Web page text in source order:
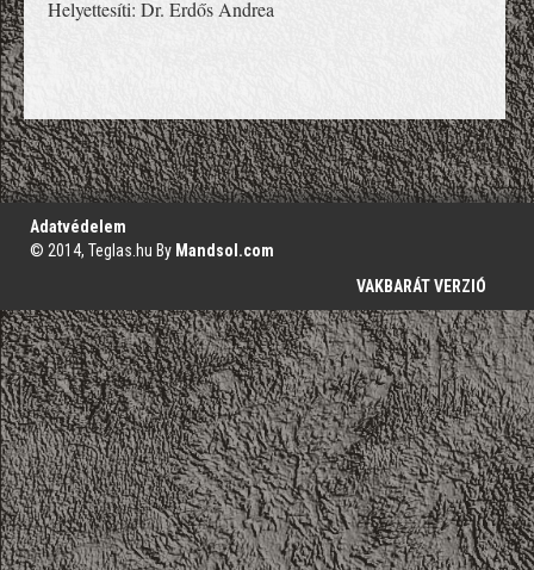
Helyettesíti: Dr. Erdős Andrea
';
Adatvédelem
© 2014, Teglas.hu By Mandsol.com
VAKBARÁT VERZIÓ